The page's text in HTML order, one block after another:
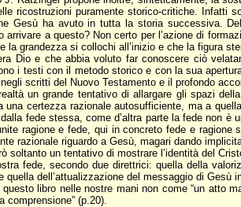
ricostruzioni puramente storico-critiche. Infatti
Gesù ha avuto in tutta la storia successiva.
arrivare a questo? Non certo per l’azione di
la grandezza si collochi all’inizio e che la figura
Dio e che abbia voluto far conoscere ciò
i testi con il metodo storico e con la sua
scritti del Nuovo Testamento e il profondo
un grande tentativo di allargare gli spazi
una certezza razionale autosufficiente, ma a
fede stessa, come d’altra parte la fede non
ragione e fede, qui in concreto fede e
razionale riguardo a Gesù, magari dando
soltanto un tentativo di mostrare l’identità del
fede, secondo due direttrici: quella della
quella dell’attualizzazione del messaggio di
libro nelle nostre mani non come “un atto
comprensione” (p.20).